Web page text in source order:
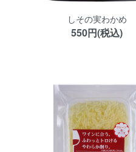
しその実わかめ
550円(税込)